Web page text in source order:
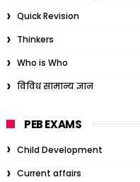
Quick Revision
Thinkers
Who is Who
विविध सामान्य ज्ञान
PEB EXAMS
Child Development
Current affairs